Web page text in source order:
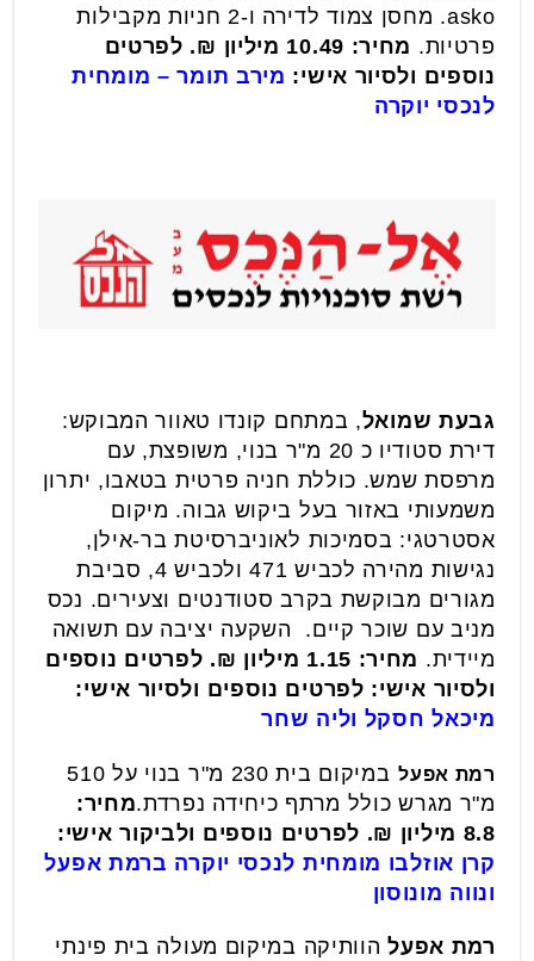
asko. מחסן צמוד לדירה ו-2 חניות מקבילות
פרטיות.
מחיר: 10.49 מיליון ₪. לפרטים
נוספים ולסיור אישי: מירב תומר – מומחית
לנכסי יוקרה
גבעת שמואל, במתחם קונדו טאוור המבוקש:
דירת סטודיו כ 20 מ"ר בנוי, משופצת, עם
מרפסת שמש. כוללת חניה פרטית בטאבו, יתרון
משמעותי באזור בעל ביקוש גבוה. מיקום
אסטרטגי: בסמיכות לאוניברסיטת בר-אילן,
נגישות מהירה לכביש 471 ולכביש 4, סביבת
מגורים מבוקשת בקרב סטודנטים וצעירים. נכס
מניב עם שוכר קיים. השקעה יציבה עם תשואה
מיידית.
מחיר: 1.15 מיליון ₪. לפרטים נוספים
ולסיור אישי: לפרטים נוספים ולסיור אישי:
מיכאל חסקל וליה שחר
רמת אפעל
במיקום בית 230 מ"ר בנוי על 510
מ"ר מגרש כולל מרתף כיחידה נפרדת.מחיר:
8.8 מיליון ₪. לפרטים נוספים ולביקור אישי:
קרן אוזלבו מומחית לנכסי יוקרה ברמת אפעל
ונווה מונוסון
רמת אפעלהוותיקה במיקום מעולה בית פינתי